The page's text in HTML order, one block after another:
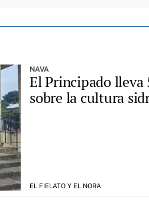
NAVA
El Principado lleva
sobre la cultura
EL FIELATO Y EL NORA